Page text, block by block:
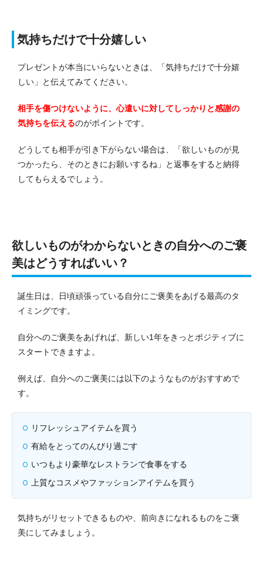
気持ちだけで十分嬉しい
プレゼントが本当にいらないときは、「気持ちだけで十分嬉
しい」と伝えてみてください。
相手を傷つけないように、心遣いに対してしっかりと感謝の
気持ちを伝えるのがポイントです。
どうしても相手が引き下がらない場合は、「欲しいものが見
つかったら、そのときにお願いするね」と返事をすると納得
してもらえるでしょう。
欲しいものがわからないときの自分へのご褒
美はどうすればいい？
誕生日は、日頃頑張っている自分にご褒美をあげる最高のタ
イミングです。
自分へのご褒美をあげれば、新しい1年をきっとポジティブに
スタートできますよ。
例えば、自分へのご褒美には以下のようなものがおすすめで
す。
リフレッシュアイテムを買う
有給をとってのんびり過ごす
いつもより豪華なレストランで食事をする
上質なコスメやファッションアイテムを買う
気持ちがリセットできるものや、前向きになれるものをご褒
美にしてみましょう。